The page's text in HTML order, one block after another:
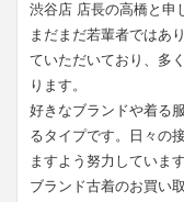
渋谷店 店長の高橋と申
まだまだ若輩者ではあ
ていただいており、多
ります。
好きなブランドや着る
るタイプです。日々の
ますよう努力していま
ブランド古着のお買い